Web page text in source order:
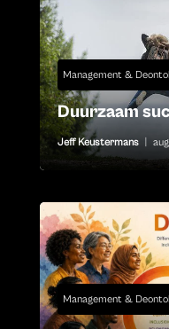
Management &
Duurzaam
Jeff Keustermans
Management &